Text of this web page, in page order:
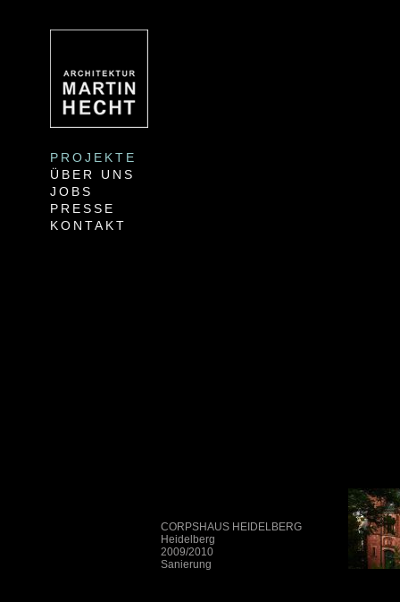
CORPSHAUS HEIDELBERG
Heidelberg
2009/2010
Sanierung
PROJEKTE
ÜBER UNS
JOBS
PRESSE
KONTAKT